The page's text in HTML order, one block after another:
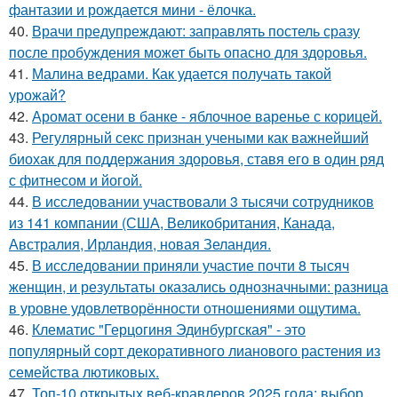
фантазии и рождается мини - ёлочка.
40. Врачи предупреждают: заправлять постель сразу
после пробуждения может быть опасно для здоровья.
41. Малина ведрами. Как удается получать такой
урожай?
42. Аромат осени в банке - яблочное варенье с корицей.
43. Регулярный секс признан учеными как важнейший
биохак для поддержания здоровья, ставя его в один ряд
с фитнесом и йогой.
44. В исследовании участвовали 3 тысячи сотрудников
из 141 компании (США, Великобритания, Канада,
Австралия, Ирландия, новая Зеландия.
45. В исследовании приняли участие почти 8 тысяч
женщин, и результаты оказались однозначными: разница
в уровне удовлетворённости отношениями ощутима.
46. Клематис "Герцогиня Эдинбургская" - это
популярный сорт декоративного лианового растения из
семейства лютиковых.
47. Топ-10 открытых веб-кравлеров 2025 года: выбор